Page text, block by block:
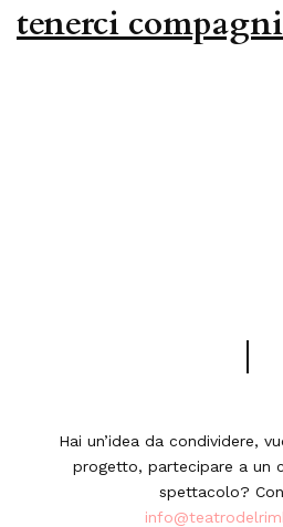
tenerci
Hai un’idea da condividere,
progetto, partecipare a un
spettacolo?